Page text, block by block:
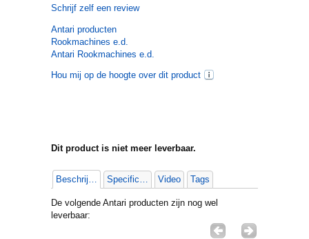
Schrijf zelf een review
Antari producten
Rookmachines e.d.
Antari Rookmachines e.d.
Hou mij op de hoogte over dit product
Dit product is niet meer leverbaar.
Beschrijving Specificaties Video Tags
De volgende Antari producten zijn nog wel
leverbaar: